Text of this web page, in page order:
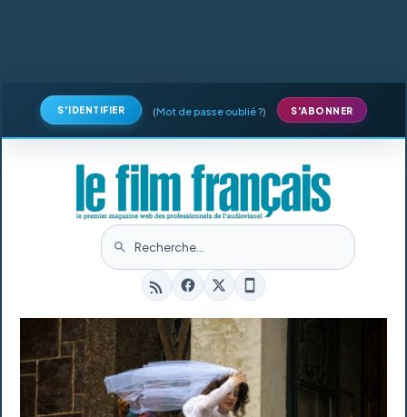
S'IDENTIFIER (Mot de passe oublié ?) S'ABONNER